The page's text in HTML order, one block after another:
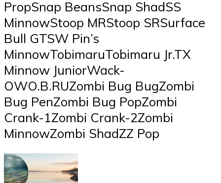
PropSnap BeansSnap ShadSS
MinnowStoop MRStoop SRSurface
Bull GTSW Pin’s
MinnowTobimaruTobimaru Jr.TX
Minnow JuniorWack-
OWO.B.RUZombi Bug BugZombi
Bug PenZombi Bug PopZombi
Crank-1Zombi Crank-2Zombi
MinnowZombi ShadZZ Pop